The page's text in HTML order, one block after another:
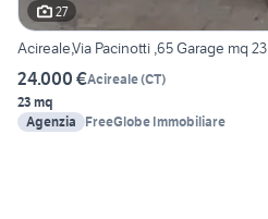
27
Acireale,Via Pacinotti ,65 Garage mq 23
24.000 €Acireale(CT)
23 mq
Agenzia
FreeGlobe Immobiliare